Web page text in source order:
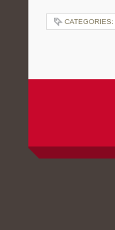
CATEGORIES: